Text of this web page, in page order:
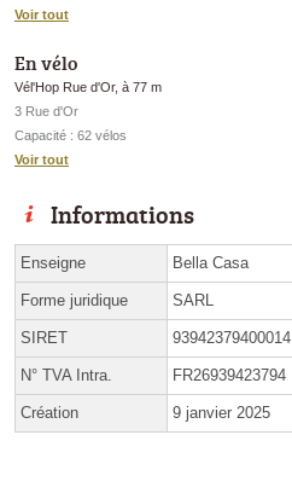
Voir tout
En vélo
Vél'Hop Rue d'Or, à 77 m
3 Rue d'Or
Capacité : 62 vélos
Voir tout
Informations
Enseigne Bella Casa
Forme juridique SARL
SIRET 93942379400014
N° TVA Intra. FR26939423794
Création 9 janvier 2025